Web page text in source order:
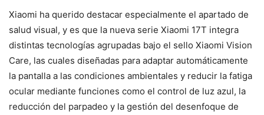
Xiaomi ha querido destacar especialmente el apartado de
salud visual, y es que la nueva serie Xiaomi 17T integra
distintas tecnologías agrupadas bajo el sello Xiaomi Vision
Care, las cuales diseñadas para adaptar automáticamente
la pantalla a las condiciones ambientales y reducir la fatiga
ocular mediante funciones como el control de luz azul, la
reducción del parpadeo y la gestión del desenfoque de